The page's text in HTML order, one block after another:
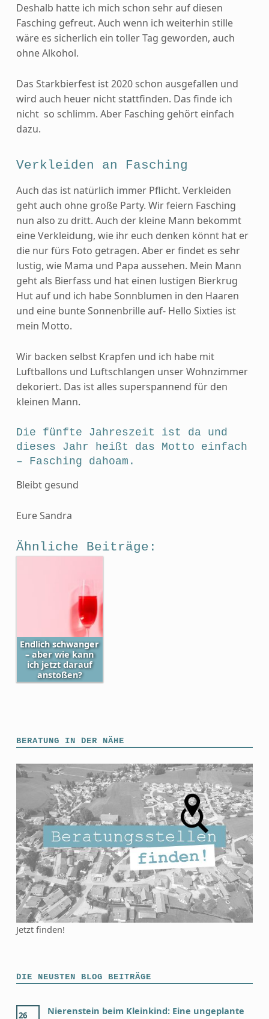
Deshalb hatte ich mich schon sehr auf diesen
Fasching gefreut. Auch wenn ich weiterhin stille
wäre es sicherlich ein toller Tag geworden, auch
ohne Alkohol.
Das Starkbierfest ist 2020 schon ausgefallen und
wird auch heuer nicht stattfinden. Das finde ich
nicht so schlimm. Aber Fasching gehört einfach
dazu.
Verkleiden an Fasching
Auch das ist natürlich immer Pflicht. Verkleiden
geht auch ohne große Party. Wir feiern Fasching
nun also zu dritt. Auch der kleine Mann bekommt
eine Verkleidung, wie ihr euch denken könnt hat er
die nur fürs Foto getragen. Aber er findet es sehr
lustig, wie Mama und Papa aussehen. Mein Mann
geht als Bierfass und hat einen lustigen Bierkrug
Hut auf und ich habe Sonnblumen in den Haaren
und eine bunte Sonnenbrille auf- Hello Sixties ist
mein Motto.
Wir backen selbst Krapfen und ich habe mit
Luftballons und Luftschlangen unser Wohnzimmer
dekoriert. Das ist alles superspannend für den
kleinen Mann.
Die fünfte Jahreszeit ist da und
dieses Jahr heißt das Motto einfach
– Fasching dahoam.
Bleibt gesund
Eure Sandra
Ähnliche Beiträge:
Endlich schwanger
– aber wie kann
ich jetzt darauf
anstoßen?
BERATUNG IN DER NÄHE
Jetzt finden!
DIE NEUSTEN BLOG BEITRÄGE
26
Nierenstein beim Kleinkind: Eine ungeplante